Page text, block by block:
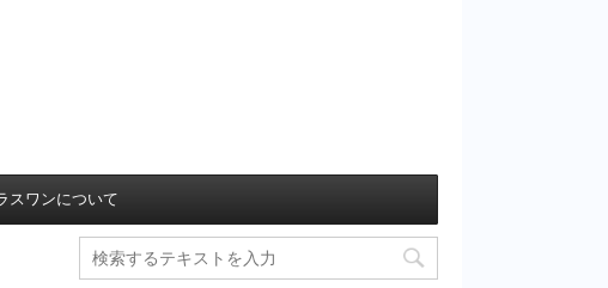
スワンについて